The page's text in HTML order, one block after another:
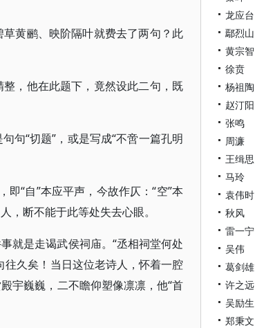
黄鹂、映阶隔叶就费去了两句？此
，他在此题下，竟然设此二句，既
句“切题”，或是写成“不啻一篇孔明
即“自”本应平声，今故作仄：“空”本
，断不能于此等处失去心眼。
就是走谒武侯祠庙。“丞相祠堂何处
久矣！当日这位老诗人，怀着一腔
宇巍巍，二不瞻仰塑像凛凛，他“首
龙应台
鄢烈山
黄宗智
徐贲
杨祖陶
赵汀阳
张鸣
周濂
王缉思
马玲
袁伟时
秋风
雷一宁
吴伟
葛剑雄
许之远
吴励生
郑秉文